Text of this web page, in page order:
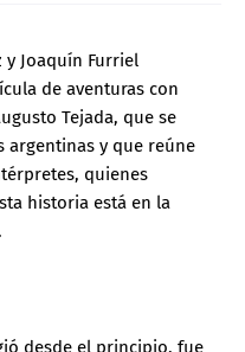
y Joaquín Furriel
de aventuras con
Tejada, que se
argentinas y que reúne
quienes
historia está en la
desde el principio, fue